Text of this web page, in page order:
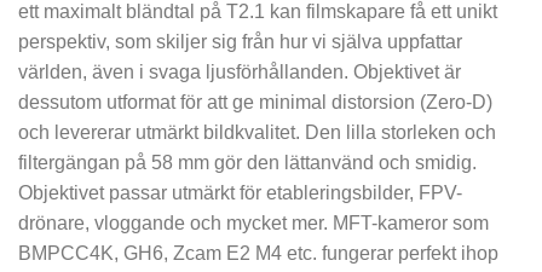
ett maximalt bländtal på T2.1 kan filmskapare få ett unikt
perspektiv, som skiljer sig från hur vi själva uppfattar
världen, även i svaga ljusförhållanden. Objektivet är
dessutom utformat för att ge minimal distorsion (Zero-D)
och levererar utmärkt bildkvalitet. Den lilla storleken och
filtergängan på 58 mm gör den lättanvänd och smidig.
Objektivet passar utmärkt för etableringsbilder, FPV-
drönare, vloggande och mycket mer. MFT-kameror som
BMPCC4K, GH6, Zcam E2 M4 etc. fungerar perfekt ihop